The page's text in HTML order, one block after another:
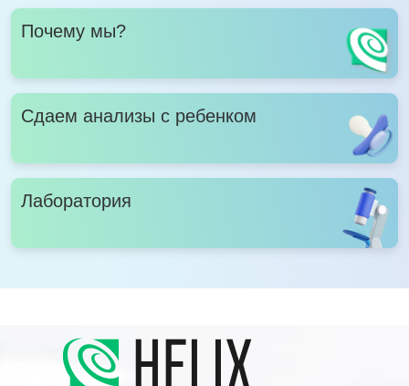
Почему мы?
Сдаем анализы с ребенком
Лаборатория